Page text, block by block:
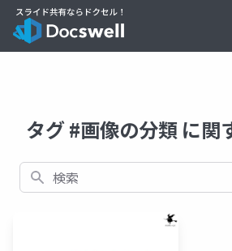
タグ #画像の分類 に関
検索